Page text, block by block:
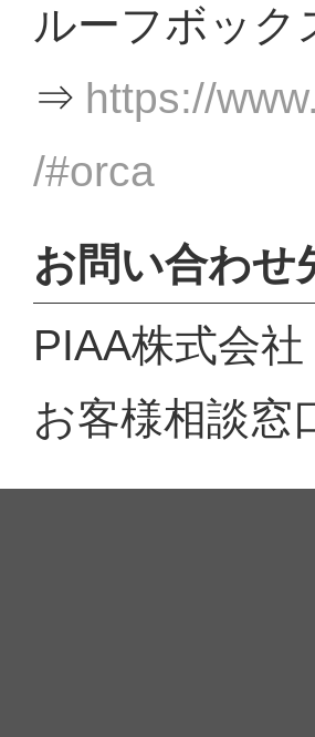
ルーフボック
⇒ https://
/#orca
お問い合わせ
PIAA株式会社
お客様相談窓